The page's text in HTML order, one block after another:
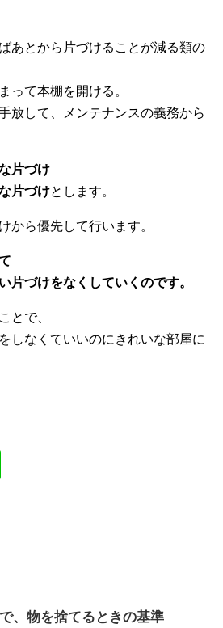
あとから片づけることが減る類の
って本棚を開ける。
放して、メンテナンスの義務から
片づけ
片づけとします。
から優先して行います。
片づけをなくしていくのです。
とで、
しなくていいのにきれいな部屋に
、物を捨てるときの基準